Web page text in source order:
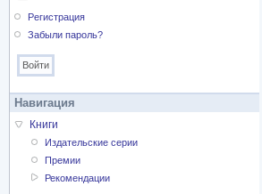
Регистрация
Забыли пароль?
Навигация
Книги
Издательские серии
Премии
Рекомендации